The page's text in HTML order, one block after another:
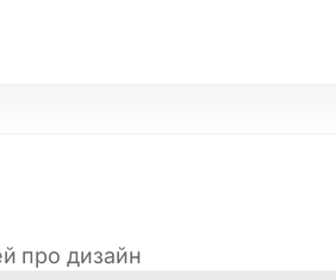
про дизайн